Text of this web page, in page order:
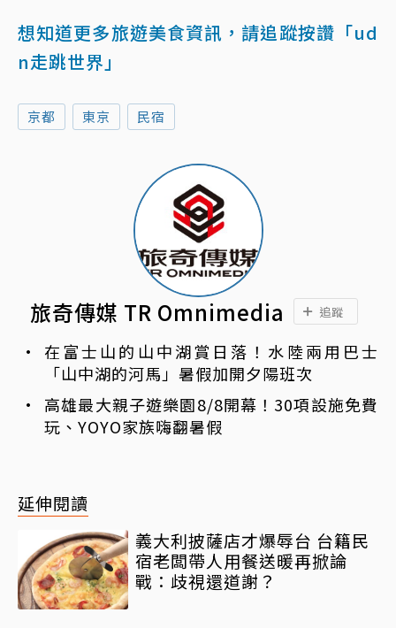
想知道更多旅遊美食資訊，請追蹤按讚「ud
n走跳世界」
京都 東京 民宿
旅奇傳媒 TR Omnimedia 追蹤
在富士山的山中湖賞日落！水陸兩用巴士
「山中湖的河馬」暑假加開夕陽班次
高雄最大親子遊樂園8/8開幕！30項設施免費
玩、YOYO家族嗨翻暑假
延伸閱讀
義大利披薩店才爆辱台 台籍民
宿老闆帶人用餐送暖再掀論
戰：歧視還道謝？